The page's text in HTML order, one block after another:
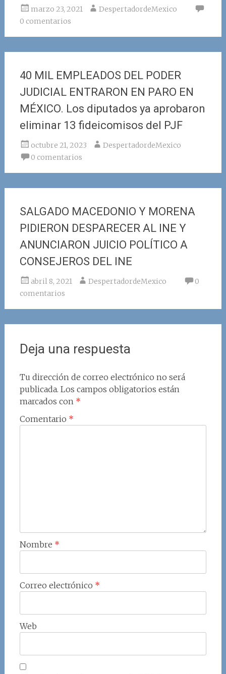
marzo 23, 2021
DespertadordeMexico
0 comentarios
40 MIL EMPLEADOS DEL PODER
JUDICIAL ENTRARON EN PARO EN
MÉXICO. Los diputados ya aprobaron
eliminar 13 fideicomisos del PJF
octubre 21, 2023
DespertadordeMexico
0 comentarios
SALGADO MACEDONIO Y MORENA
PIDIERON DESPARECER AL INE Y
ANUNCIARON JUICIO POLÍTICO A
CONSEJEROS DEL INE
abril 8, 2021 DespertadordeMexico
0
comentarios
Deja una respuesta
Tu dirección de correo electrónico no será
publicada. Los campos obligatorios están
marcados con *
Comentario *
Nombre *
Correo electrónico *
Web